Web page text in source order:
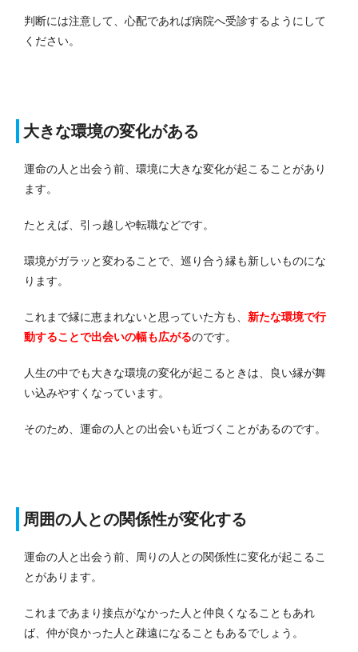
判断には注意して、心配であれば病院へ受診するようにして
ください。
大きな環境の変化がある
運命の人と出会う前、環境に大きな変化が起こることがあり
ます。
たとえば、引っ越しや転職などです。
環境がガラッと変わることで、巡り合う縁も新しいものにな
ります。
これまで縁に恵まれないと思っていた方も、 新たな環境で行
動することで出会いの幅も広がるのです。
人生の中でも大きな環境の変化が起こるときは、良い縁が舞
い込みやすくなっています。
そのため、運命の人との出会いも近づくことがあるのです。
周囲の人との関係性が変化する
運命の人と出会う前、周りの人との関係性に変化が起こるこ
とがあります。
これまであまり接点がなかった人と仲良くなることもあれ
ば、仲が良かった人と疎遠になることもあるでしょう。